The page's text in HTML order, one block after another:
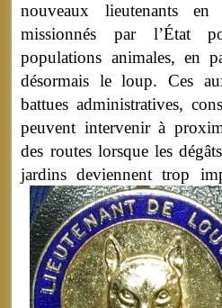
nouveaux lieutenants en
missionnés par l’État
populations animales, en
désormais le loup. Ces
battues administratives,
peuvent intervenir à
des routes lorsque les
jardins deviennent trop